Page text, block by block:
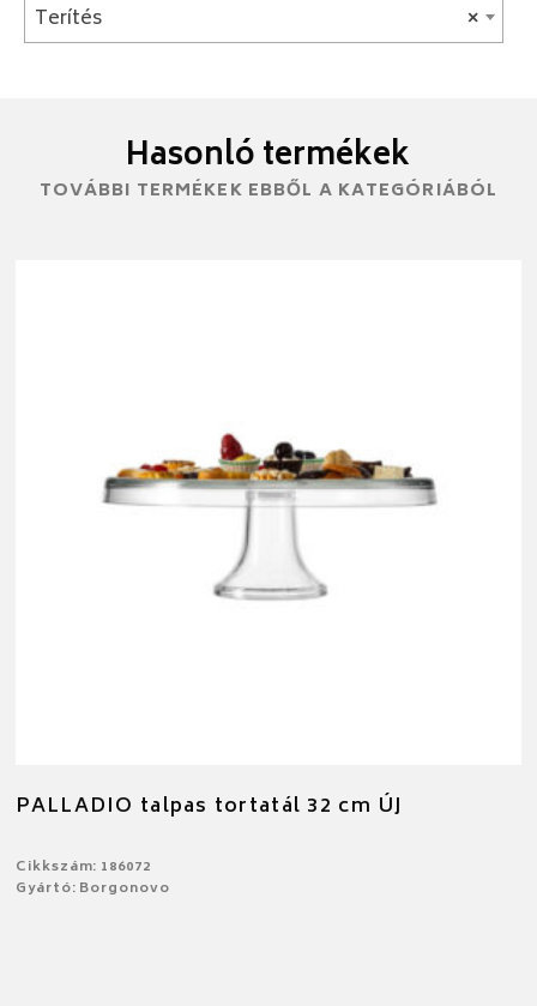
×
Terítés
Hasonló termékek
TOVÁBBI TERMÉKEK EBBŐL A KATEGÓRIÁBÓL
PALLADIO talpas tortatál 32 cm ÚJ
Cikkszám: 186072
Gyártó: Borgonovo